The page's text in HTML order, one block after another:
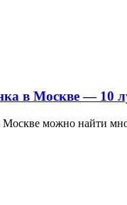
в Москве — 10
Москве можно найти